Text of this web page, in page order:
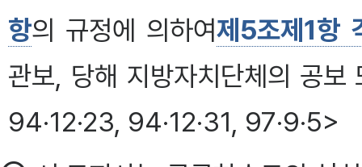
항의 규정에 의하여제5조제1항
관보, 당해 지방자치단체의 공
94·12·23, 94·12·31, 97·9·5>